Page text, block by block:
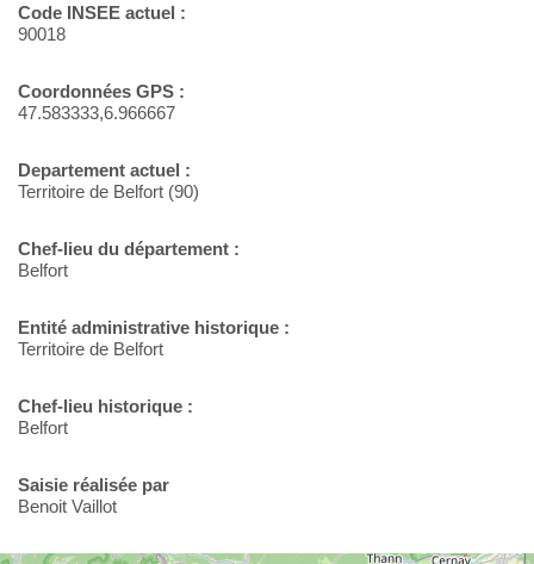
Code INSEE actuel :
90018
Coordonnées GPS :
47.583333,6.966667
Departement actuel :
Territoire de Belfort (90)
Chef-lieu du département :
Belfort
Entité administrative historique :
Territoire de Belfort
Chef-lieu historique :
Belfort
Saisie réalisée par
Benoit Vaillot